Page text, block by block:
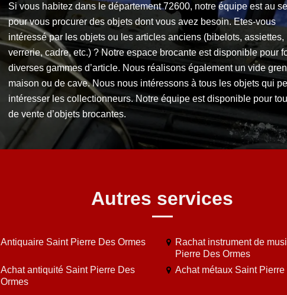
Si vous habitez dans le département 72600, notre équipe est au
pour vous procurer des objets dont vous avez besoin. Etes-vous
intéressé par les objets ou les articles anciens (bibelots, assiettes,
verrerie, cadre, etc.) ? Notre espace brocante est disponible pour
diverses gammes d’article. Nous réalisons également un vide
maison ou de cave. Nous nous intéressons à tous les objets qui
intéresser les collectionneurs. Notre équipe est disponible pour
de vente d’objets brocantes.
Autres services
Antiquaire Saint Pierre Des Ormes
Rachat instrument de
Pierre Des Ormes
Achat antiquité Saint Pierre Des
Ormes
Achat métaux Saint Pierre